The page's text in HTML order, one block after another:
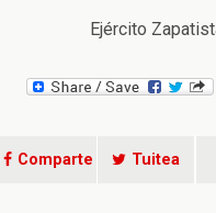
Ejército
Comparte Tuitea